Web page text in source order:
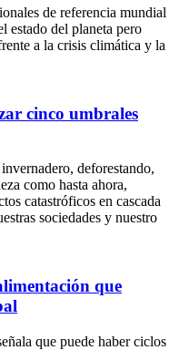
de referencia mundial
estado del planeta pero
a la crisis climática y la
cinco umbrales
deforestando,
como hasta ahora,
catastróficos en cascada
sociedades y nuestro
que
que puede haber ciclos